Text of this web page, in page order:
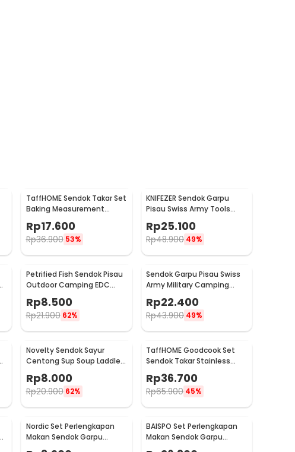
TaffHOME Sendok Takar Set
Baking Measurement
Spoon 0.62-15ml 6 PCS -
16752
Rp17.600
Rp36.900 53%
KNIFEZER Sendok Garpu
Pisau Swiss Army Tools
Rp25.100
Rp48.900 49%
Petrified Fish Sendok Pisau
Outdoor Camping EDC
Tools - LX709
Rp8.500
Rp21.900 62%
Sendok Garpu Pisau Swiss
Army Military Camping
A011
Rp22.400
Rp43.900 49%
Novelty Sendok Sayur
Centong Sup Soup Laddle
Wooden Spoon - RR-20
Rp8.000
Rp20.900 62%
TaffHOME Goodcook Set
Sendok Takar Stainless
Measuring Spoon 8 PCS -
167
Rp36.700
Rp65.900 45%
Nordic Set Perlengkapan
Makan Sendok Garpu
Stainless Steel Cutlery Set
BAISPO Set Perlengkapan
Makan Sendok Garpu
Sumpit Bambu Cutlery Set